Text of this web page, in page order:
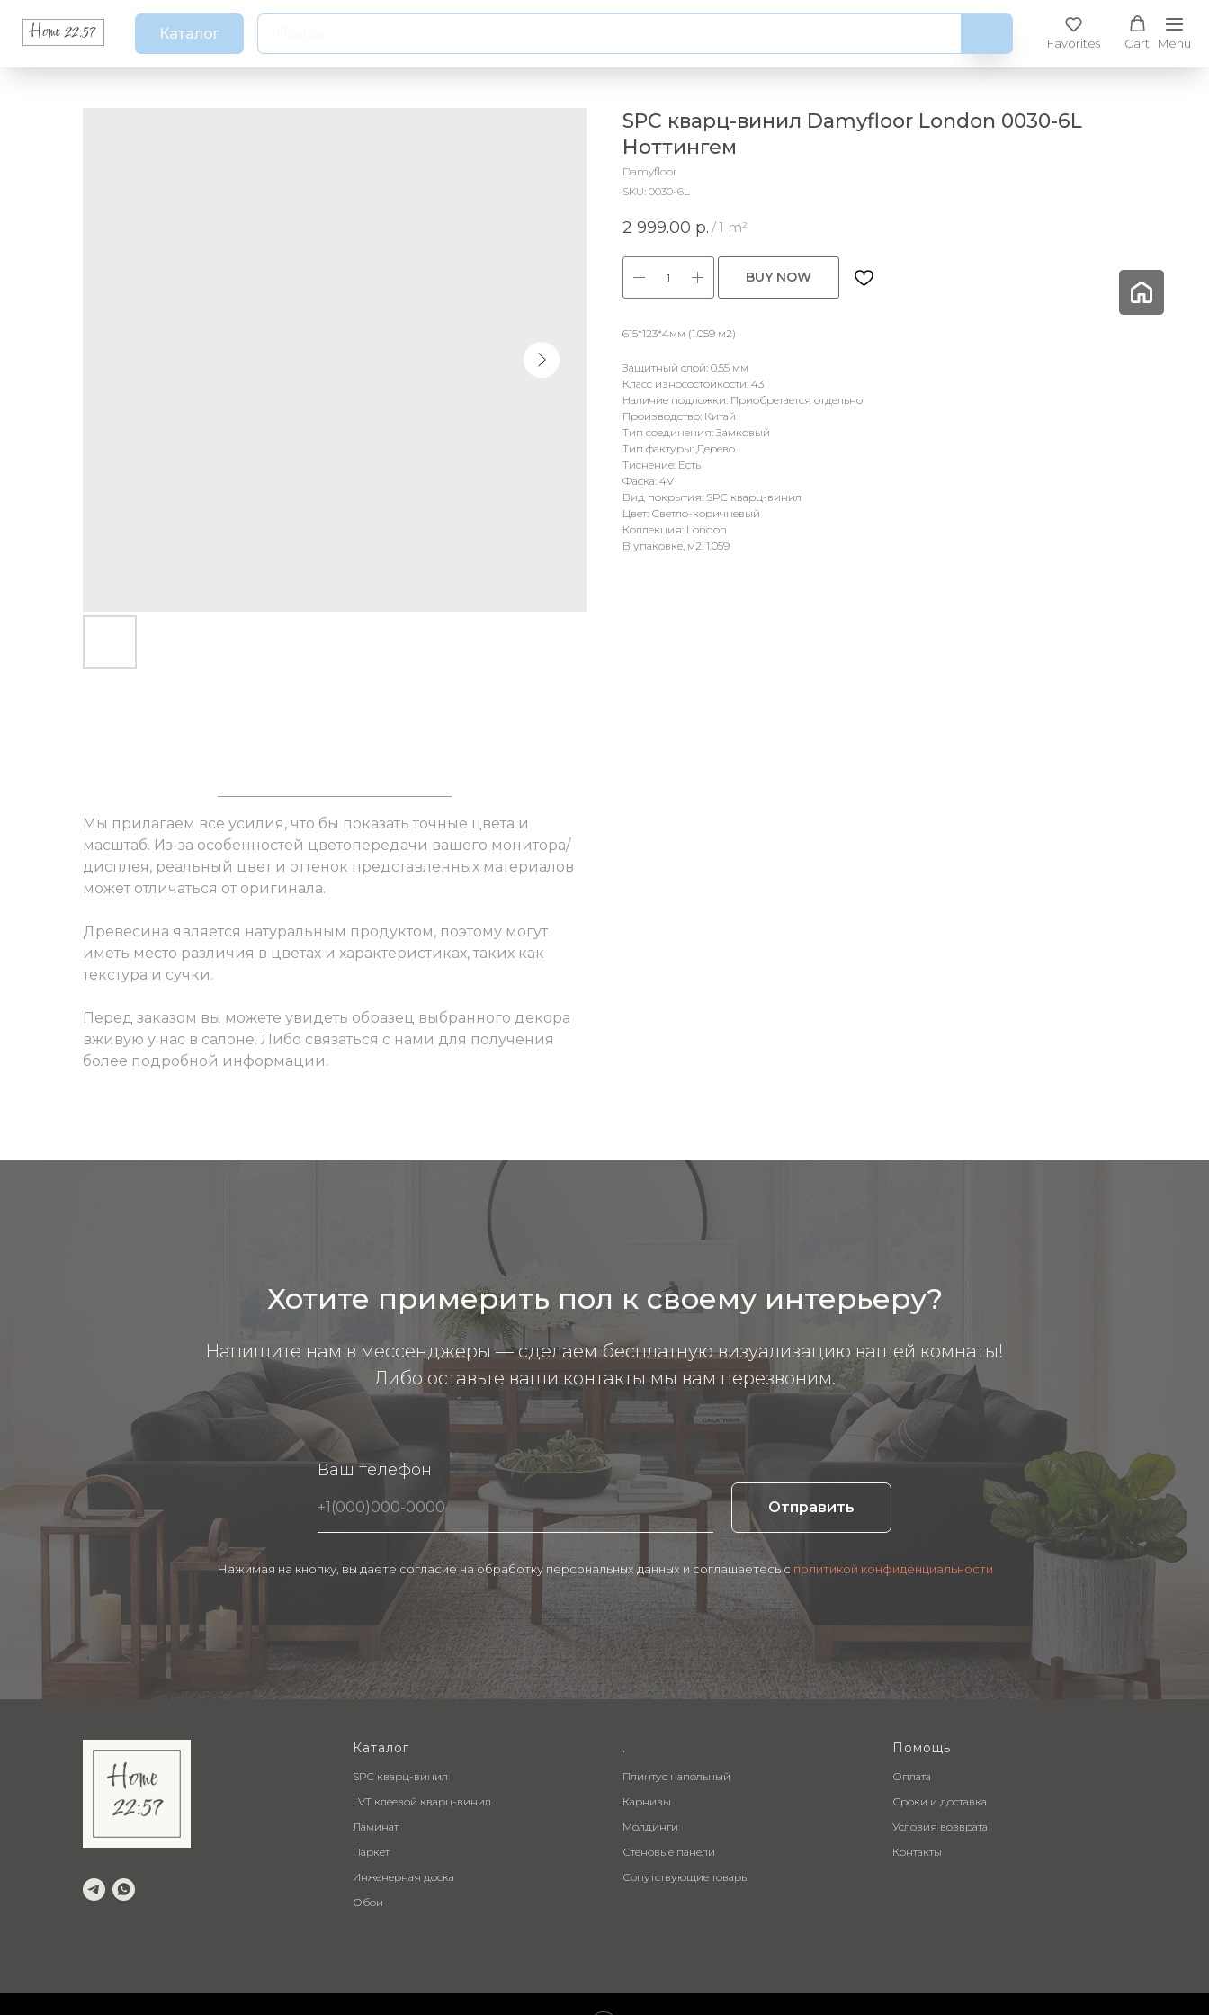
Каталог
Favorites Cart Menu
SPC кварц-винил Damyfloor London 0030-6L
Ноттингем
Damyfloor
SKU: 0030-6L
2 999.00 р. /1 m²
BUY NOW
615*123*4мм (1.059 м2)
Защитный слой: 0.55 мм
Класс износостойкости: 43
Наличие подложки: Приобретается отдельно
Производство: Китай
Тип соединения: Замковый
Тип фактуры: Дерево
Тиснение: Есть
Фаска: 4V
Вид покрытия: SPC кварц-винил
Цвет: Светло-коричневый
Коллекция: London
В упаковке, м2: 1.059
Мы прилагаем все усилия, что бы показать точные цвета и
масштаб. Из-за особенностей цветопередачи вашего монитора/
дисплея, реальный цвет и оттенок представленных материалов
может отличаться от оригинала.
Древесина является натуральным продуктом, поэтому могут
иметь место различия в цветах и характеристиках, таких как
текстура и сучки.
Перед заказом вы можете увидеть образец выбранного декора
вживую у нас в салоне. Либо связаться с нами для получения
более подробной информации.
Хотите примерить пол к своему интерьеру?
Напишите нам в мессенджеры — сделаем бесплатную визуализацию вашей комнаты!
Либо оставьте ваши контакты мы вам перезвоним.
Ваш телефон
Отправить
Нажимая на кнопку, вы даете согласие на обработку персональных данных и соглашаетесь c политикой конфиденциальности
Каталог
SPC кварц-винил
LVT клеевой кварц-винил
Ламинат
Паркет
Инженерная доска
Обои
.
Плинтус напольный
Карнизы
Молдинги
Стеновые панели
Сопутствующие товары
Помощь
Оплата
Сроки и доставка
Условия возврата
Контакты